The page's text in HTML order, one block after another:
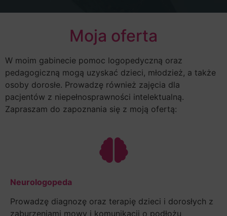
Moja oferta
W moim gabinecie pomoc logopedyczną oraz
pedagogiczną mogą uzyskać dzieci, młodzież, a także
osoby dorosłe. Prowadzę również zajęcia dla
pacjentów z niepełnosprawności intelektualną.
Zapraszam do zapoznania się z moją ofertą:
Neurologopeda
Prowadzę diagnozę oraz terapię dzieci i dorosłych z
zaburzeniami mowy i komunikacji o podłożu